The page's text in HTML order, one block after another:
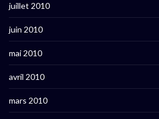
juillet 2010
juin 2010
mai 2010
avril 2010
mars 2010